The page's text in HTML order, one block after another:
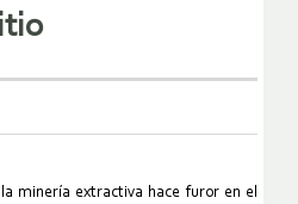
minería extractiva hace furor en el